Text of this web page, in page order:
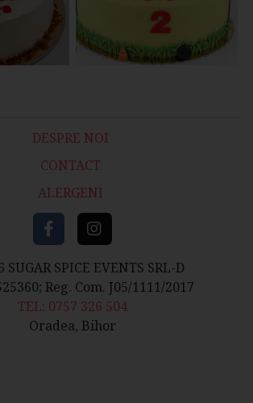
DESPRE NOI
CONTACT
ALERGENI
SUGAR SPICE EVENTS SRL-D
Reg. Com. J05/1111/2017
TEL: 0757 326 504
Oradea, Bihor